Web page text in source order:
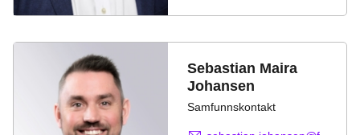
Sebastian Maira
Johansen
Samfunnskontakt